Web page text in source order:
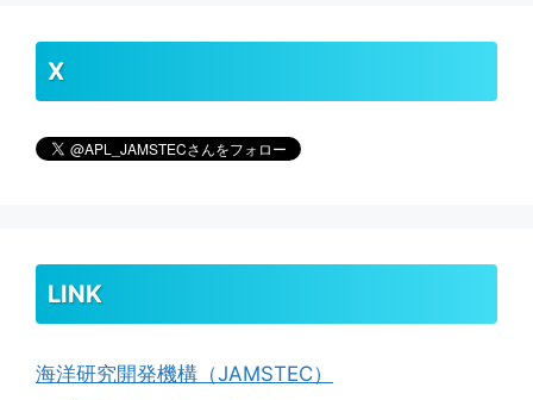
X
LINK
海洋研究開発機構（JAMSTEC）